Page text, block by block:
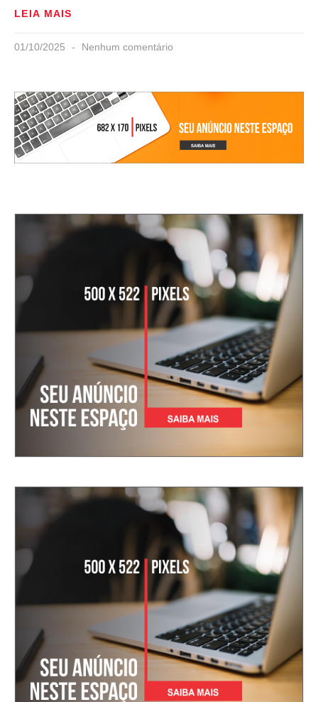
LEIA MAIS
01/10/2025 Nenhum comentário